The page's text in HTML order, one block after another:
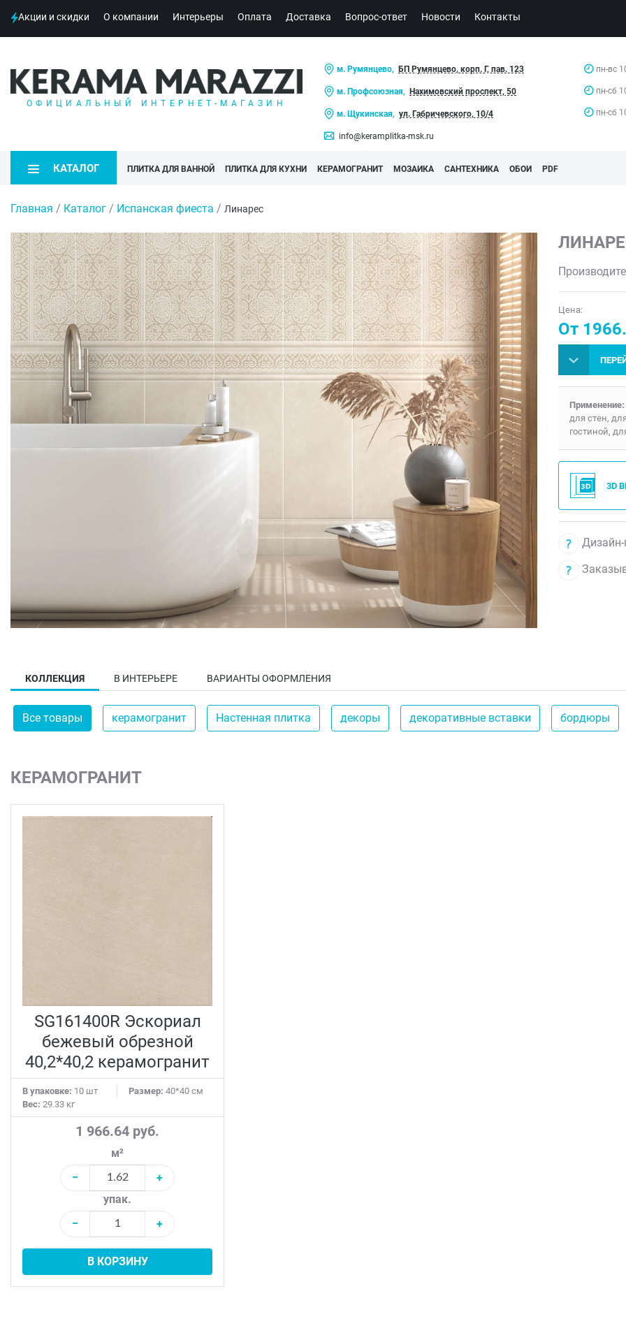
Акции и скидки О компании Интерьеры Оплата Доставка Вопрос-ответ Новости Контакты
ОФИЦИАЛЬНЫЙ ИНТЕРНЕТ-МАГАЗИН
м. Румянцево, БП Румянцево, корп. Г, пав. 123
м. Профсоюзная, Нахимовский проспект, 50
м. Щукинская, ул. Габричевского, 10/4
info@keramplitka-msk.ru
пн-вс
пн-сб
пн-сб
КАТАЛОГ ПЛИТКА ДЛЯ ВАННОЙ ПЛИТКА ДЛЯ КУХНИ КЕРАМОГРАНИТ МОЗАИКА САНТЕХНИКА ОБОИ PDF
Главная / Каталог / Испанская фиеста / Линарес
Цена:
От
Применение:
для стен,
гостиной,
3D
Дизайн-
КОЛЛЕКЦИЯ В ИНТЕРЬЕРЕ ВАРИАНТЫ ОФОРМЛЕНИЯ
Все товары керамогранит Настенная плитка декоры декоративные вставки бордюры
КЕРАМОГРАНИТ
SG161400R Эскориал
бежевый обрезной
40,2*40,2 керамогранит
В упаковке: 10 шт Размер: 40*40 см
Вес: 29.33 кг
1 966.64 руб.
м²
−
+
упак.
−
+
В КОРЗИНУ